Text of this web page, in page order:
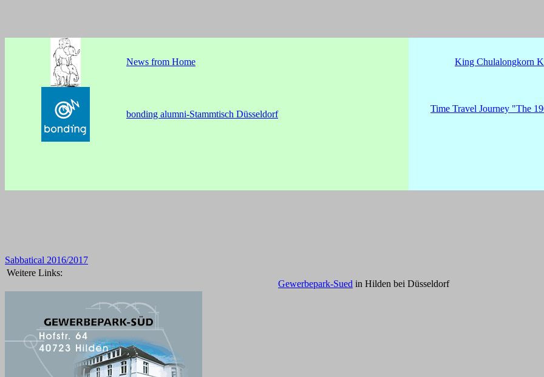
News from Home King Chulalongkorn
bonding alumni-Stammtisch Düsseldorf
Time Travel Journey "The
Sabbatical 2016/2017
Weitere Links:
Gewerbepark-Sued in Hilden bei Düsseldorf